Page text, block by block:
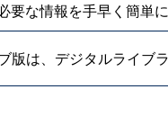
要な情報を手早く簡単
版は、デジタルライブ